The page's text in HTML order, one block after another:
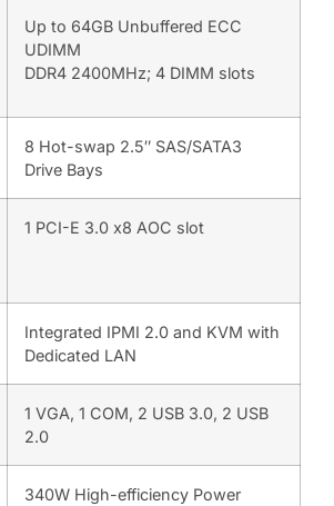
Up to 64GB Unbuffered ECC
UDIMM
DDR4 2400MHz; 4 DIMM slots
8 Hot-swap 2.5″ SAS/SATA3
Drive Bays
1 PCI-E 3.0 x8 AOC slot
Integrated IPMI 2.0 and KVM with
Dedicated LAN
1 VGA, 1 COM, 2 USB 3.0, 2 USB
2.0
340W High-efficiency Power